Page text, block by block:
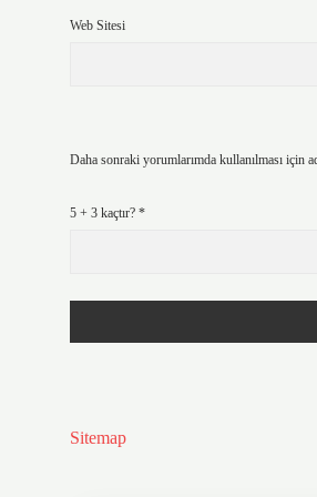
Web Sitesi
Daha sonraki yorumlarımda kullanılması için
5 + 3 kaçtır? *
Sitemap